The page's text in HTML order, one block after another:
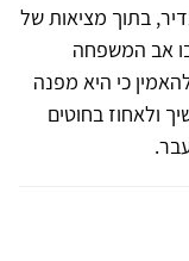
בתוך מציאות של
אב המשפחה
כי היא מפנה
ולאחוז בחוטים